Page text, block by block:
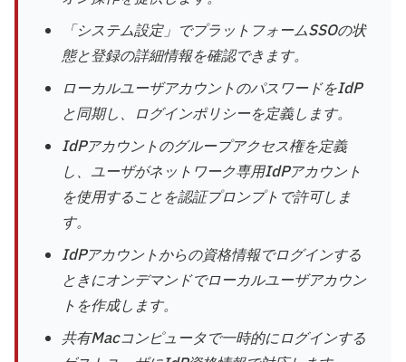
「システム設定」でプラットフォームSSOの状
態と登録の詳細情報を確認できます。
ローカルユーザアカウントのパスワードをIdP
と同期し、ログインポリシーを定義します。
IdPアカウントのグループアクセス権を定義
し、ユーザがネットワーク専用IdPアカウント
を使用することを認証プロンプトで許可しま
す。
IdPアカウントからの資格情報でログインする
ときにオンデマンドでローカルユーザアカウン
トを作成します。
共有Macコンピュータで一時的にログインする